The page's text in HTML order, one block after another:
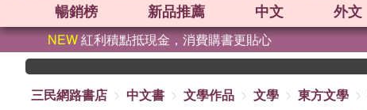
暢銷榜 新品推薦 中文 外文
NEW紅利積點抵現金，消費購書更貼心
三民網路書店
中文書 文學作品 文學 東方文學